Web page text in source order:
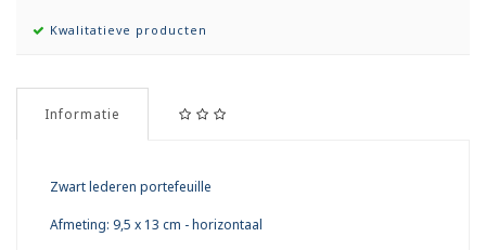
Kwalitatieve producten
Informatie
Zwart lederen portefeuille
Afmeting: 9,5 x 13 cm - horizontaal